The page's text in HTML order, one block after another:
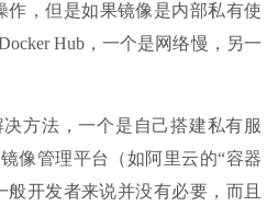
作，但是如果镜像是内部私有使
Hub，一个是网络慢，另一
方法，一个是自己搭建私有服
像管理平台（如阿里云的“容器
开发者来说并没有必要，而且